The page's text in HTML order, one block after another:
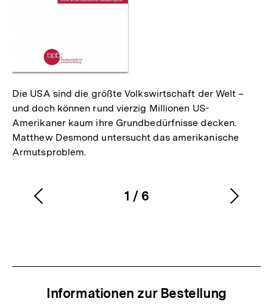
Die USA sind die größte Volkswirtschaft der Welt –
und doch können rund vierzig Millionen US-
Amerikaner kaum ihre Grundbedürfnisse decken.
Matthew Desmond untersucht das amerikanische
Armutsproblem.
Karussellinhalt
1
von
/ 6
Vorherigen
Informationen zur Bestellung